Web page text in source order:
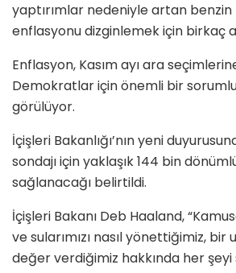
yaptırımlar nedeniyle artan benzin
enflasyonu dizginlemek için birkaç
Enflasyon, Kasım ayı ara
Demokratlar için önemli bir
görülüyor.
İçişleri Bakanlığı’nın yeni
sondajı için yaklaşık 144 bin
sağlanacağı belirtildi.
İçişleri Bakanı Deb Haaland,
ve sularımızı nasıl yönettiğimiz,
değer verdiğimiz hakkında her şeyi